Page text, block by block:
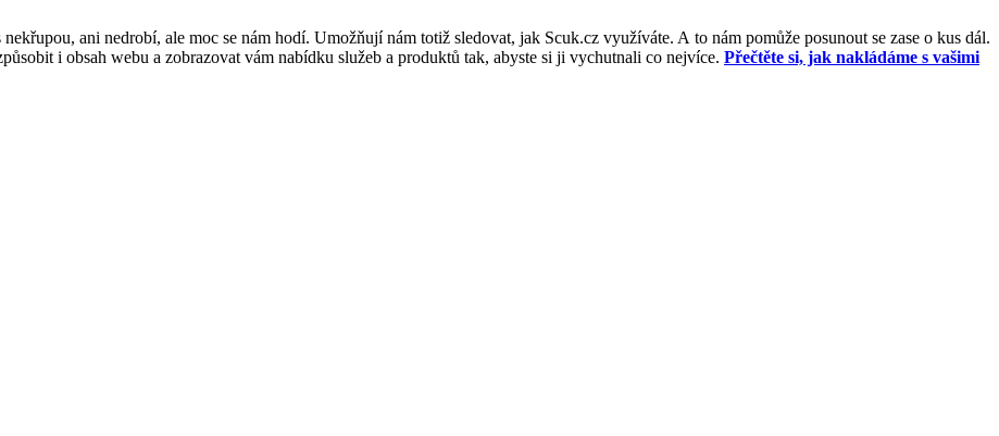
ani nedrobí, ale moc se nám hodí. Umožňují nám totiž sledovat, jak Scuk.cz využíváte. A to nám pomůže posunout se zase o kus dál.
i obsah webu a zobrazovat vám nabídku služeb a produktů tak, abyste si ji vychutnali co nejvíce. Přečtěte si, jak nakládáme s vašimi